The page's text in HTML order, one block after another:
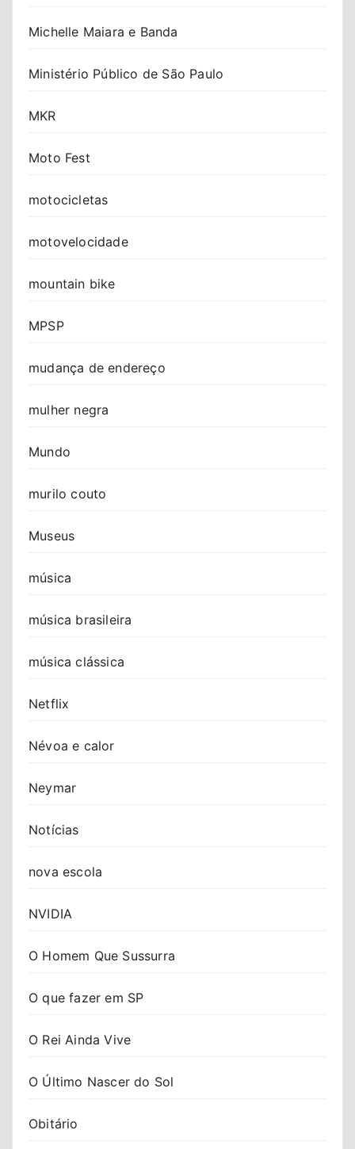
Michelle Maiara e Banda
Ministério Público de São Paulo
MKR
Moto Fest
motocicletas
motovelocidade
mountain bike
MPSP
mudança de endereço
mulher negra
Mundo
murilo couto
Museus
música
música brasileira
música clássica
Netflix
Névoa e calor
Neymar
Notícias
nova escola
NVIDIA
O Homem Que Sussurra
O que fazer em SP
O Rei Ainda Vive
O Último Nascer do Sol
Obitário